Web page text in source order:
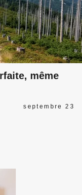
même
septembre 23